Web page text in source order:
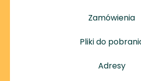
Zamówienia
Pliki do
Adresy